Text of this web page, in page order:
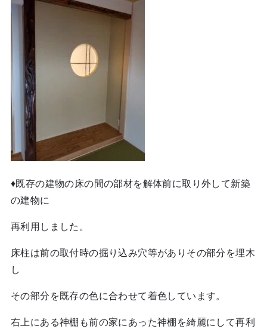
♦既存の建物の床の間の部材を解体前に取り外して新築
の建物に
再利用しました。
床柱は前の取付時の掘り込み穴等がありその部分を埋木
し
その部分を既存の色に合わせて着色しています。
右上にある神棚も前の家にあった神棚を綺麗にして再利